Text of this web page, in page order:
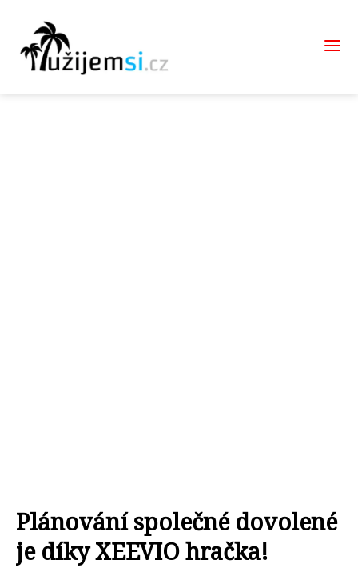
Plánování společné dovolené
je díky XEEVIO hračka!